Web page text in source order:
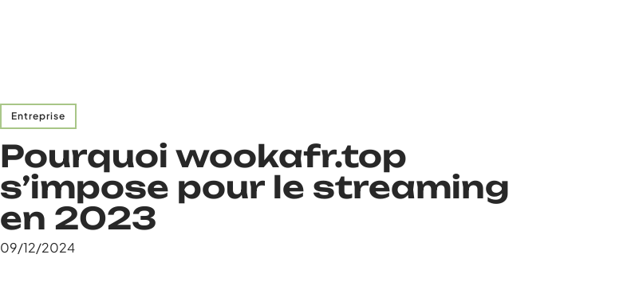
Entreprise
Pourquoi wookafr.top
s’impose pour le streaming
en 2023
09/12/2024